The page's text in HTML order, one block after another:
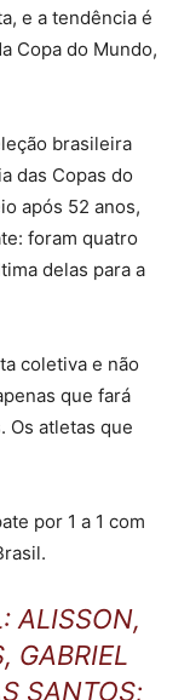
e a tendência é
Copa do Mundo,
brasileira
das Copas do
após 52 anos,
foram quatro
delas para a
coletiva e não
que fará
Os atletas que
por 1 a 1 com
ALISSON,
GABRIEL
SANTOS;